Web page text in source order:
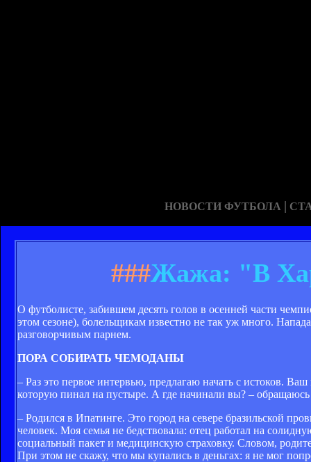
НОВОСТИ ФУТБОЛА |
###Жажа: "В
О футболисте, забившем десять голов в осенней части
этом сезоне), болельщикам известно не так уж много.
разговорчивым парнем.
ПОРА СОБИРАТЬ ЧЕМОДАНЫ
– Раз это первое интервью, предлагаю начать с истоков.
которую пинал на пустыре. А где начинали вы? –
– Родился в Ипатинге. Это город на севере бразильской
человек. Моя семья не бедствовала: отец работал на
социальный пакет и медицинскую страховку. Словом,
При этом не скажу, что мы купались в деньгах: я не мог